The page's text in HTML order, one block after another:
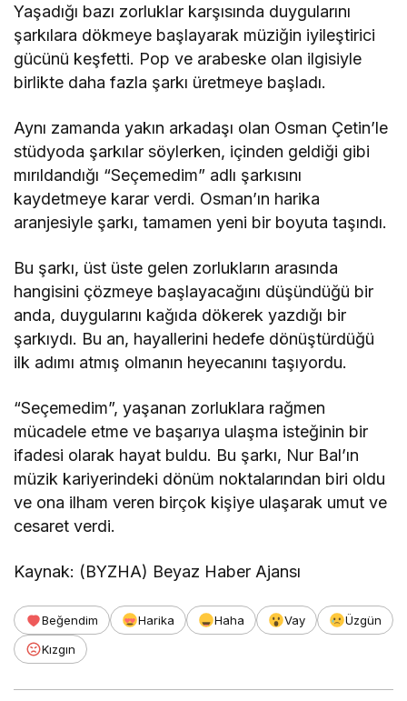
Yaşadığı bazı zorluklar karşısında duygularını
şarkılara dökmeye başlayarak müziğin iyileştirici
gücünü keşfetti. Pop ve arabeske olan ilgisiyle
birlikte daha fazla şarkı üretmeye başladı.
Aynı zamanda yakın arkadaşı olan Osman Çetin’le
stüdyoda şarkılar söylerken, içinden geldiği gibi
mırıldandığı “Seçemedim” adlı şarkısını
kaydetmeye karar verdi. Osman’ın harika
aranjesiyle şarkı, tamamen yeni bir boyuta taşındı.
Bu şarkı, üst üste gelen zorlukların arasında
hangisini çözmeye başlayacağını düşündüğü bir
anda, duygularını kağıda dökerek yazdığı bir
şarkıydı. Bu an, hayallerini hedefe dönüştürdüğü
ilk adımı atmış olmanın heyecanını taşıyordu.
“Seçemedim”, yaşanan zorluklara rağmen
mücadele etme ve başarıya ulaşma isteğinin bir
ifadesi olarak hayat buldu. Bu şarkı, Nur Bal’ın
müzik kariyerindeki dönüm noktalarından biri oldu
ve ona ilham veren birçok kişiye ulaşarak umut ve
cesaret verdi.
Kaynak: (BYZHA) Beyaz Haber Ajansı
Beğendim Harika Haha Vay
Üzgün
Kızgın